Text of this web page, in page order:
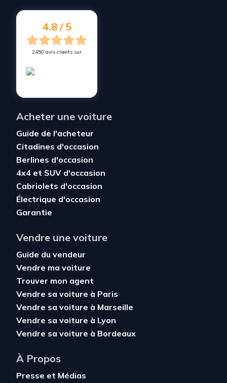
4.8 / 5
2450 avis clients sur
Acheter une voiture
Guide de l'acheteur
Citadines d'occasion
Berlines d'occasion
4x4 et SUV d'occasion
Cabriolets d'occasion
Électrique d'occasion
Garantie
Vendre une voiture
Guide du vendeur
Vendre ma voiture
Trouver mon agent
Vendre sa voiture à Paris
Vendre sa voiture à Marseille
Vendre sa voiture à Lyon
Vendre sa voiture à Bordeaux
À Propos
Presse et Médias